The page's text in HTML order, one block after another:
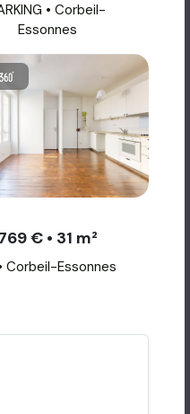
• Corbeil-
Essonnes
€ • 31 m²
Corbeil-Essonnes